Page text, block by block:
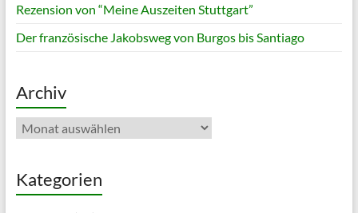
Rezension von “Meine Auszeiten Stuttgart”
Der französische Jakobsweg von Burgos bis Santiago
Archiv
Archiv
Kategorien